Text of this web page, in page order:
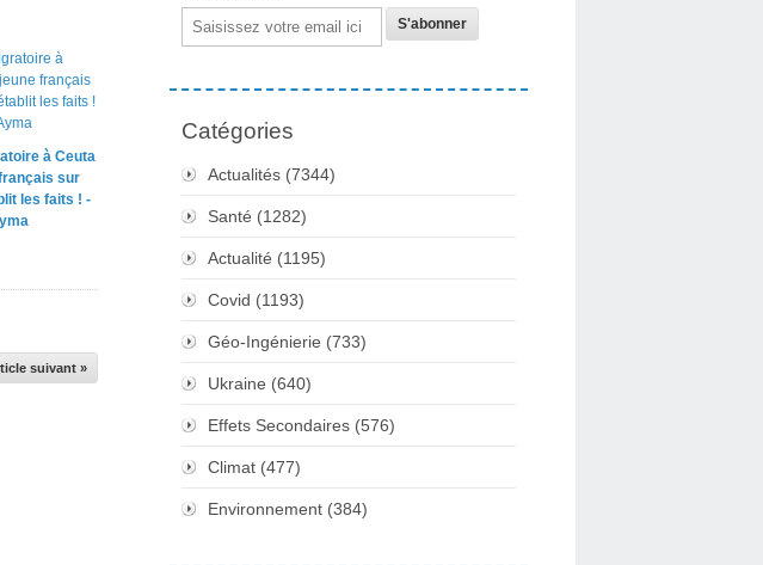
à Ceuta
sur
les faits ! -
suivant »
Email
Catégories
Actualités (7344)
Santé (1282)
Actualité (1195)
Covid (1193)
Géo-Ingénierie (733)
Ukraine (640)
Effets Secondaires (576)
Climat (477)
Environnement (384)